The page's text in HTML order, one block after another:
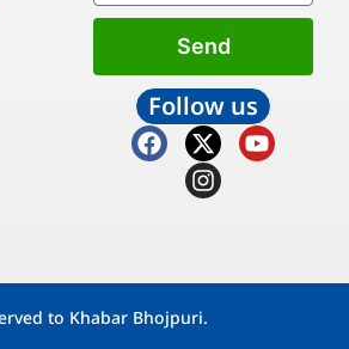
Send
Follow us
to Khabar Bhojpuri.